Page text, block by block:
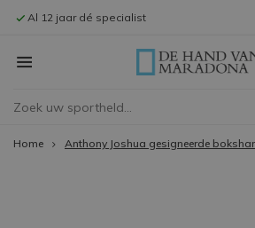
Al 12 jaar dé specialist
Home Anthony Joshua gesigneerde